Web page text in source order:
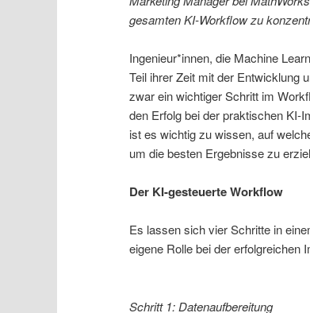
gesamten KI-Workflow zu
Ingenieur*innen, die Machine
Teil ihrer Zeit mit der Entwicklung
zwar ein wichtiger Schritt im
den Erfolg bei der praktischen KI-
ist es wichtig zu wissen, auf
um die besten Ergebnisse zu
Der KI-gesteuerte Workflow
Es lassen sich vier Schritte in
eigene Rolle bei der erfolgreichen
Schritt 1: Datenaufbereitung